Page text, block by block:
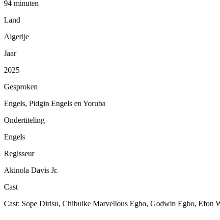
94 minuten
Land
Algerije
Jaar
2025
Gesproken
Engels, Pidgin Engels en Yoruba
Ondertiteling
Engels
Regisseur
Akinola Davis Jr.
Cast
Cast: Sope Dirisu, Chibuike Marvellous Egbo, Godwin Egbo, Efon